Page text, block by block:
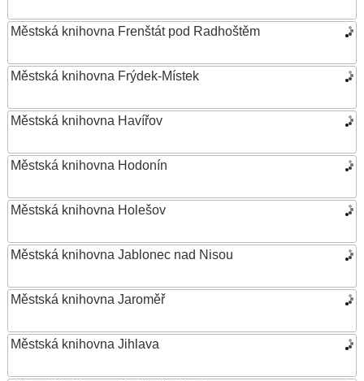
Městská knihovna Frenštát pod Radhoštěm
Městská knihovna Frýdek-Místek
Městská knihovna Havířov
Městská knihovna Hodonín
Městská knihovna Holešov
Městská knihovna Jablonec nad Nisou
Městská knihovna Jaroměř
Městská knihovna Jihlava